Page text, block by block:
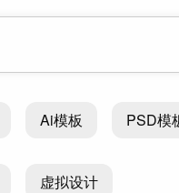
Ai模板 PSD模
虚拟设计